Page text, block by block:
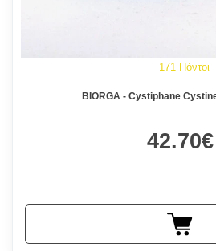
171 Πόντοι
BIORGA - Cystiphane
42.70€